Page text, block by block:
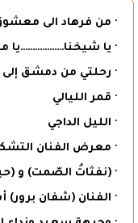
· من فرهاد الى
· يا
· رحلتي من دمشق إلى
· قمر الليالي
· الليل الداجي
· معرض الفنان
· (نفثاتُ الصّمت) و
· الفنان (شفان برور)